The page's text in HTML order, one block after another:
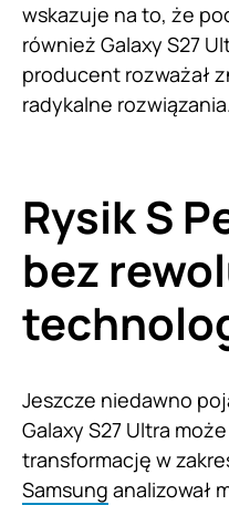
wskazuje na to, że
również Galaxy S27
producent rozważał
radykalne rozwiązania.
Rysik S
bez
Jeszcze niedawno
Galaxy S27 Ultra
transformację w
Samsung analizował